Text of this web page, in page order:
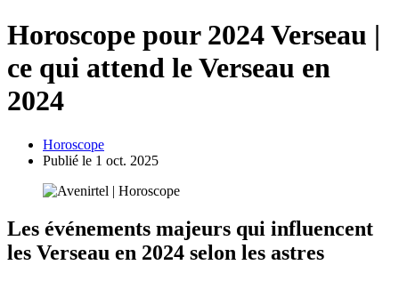
Horoscope pour 2024 Verseau |
ce qui attend le Verseau en
2024
Horoscope
Publié le 1 oct. 2025
Les événements majeurs qui influencent
les Verseau en 2024 selon les astres